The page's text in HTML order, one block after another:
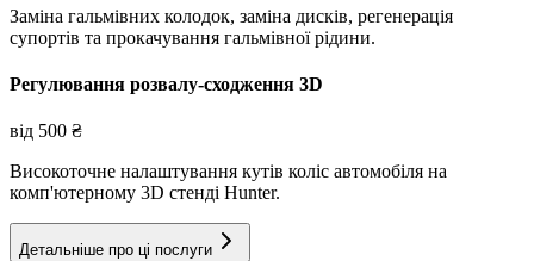
Заміна гальмівних колодок, заміна дисків, регенерація
супортів та прокачування гальмівної рідини.
Регулювання розвалу-сходження 3D
від 500 ₴
Високоточне налаштування кутів коліс автомобіля на
комп'ютерному 3D стенді Hunter.
Детальніше про ці послуги